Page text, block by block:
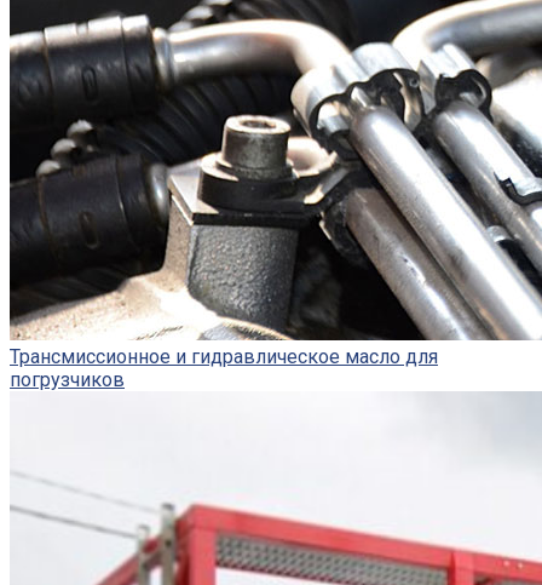
Трансмиссионное и гидравлическое масло для
погрузчиков